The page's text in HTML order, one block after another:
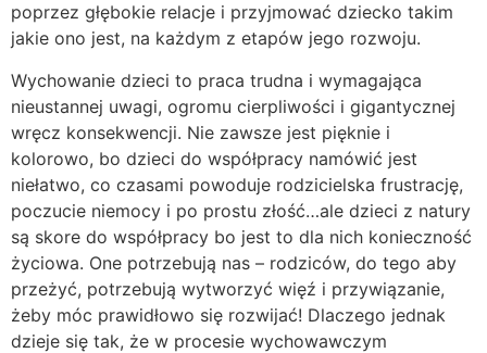
poprzez głębokie relacje i przyjmować dziecko takim
jakie ono jest, na każdym z etapów jego rozwoju.
Wychowanie dzieci to praca trudna i wymagająca
nieustannej uwagi, ogromu cierpliwości i gigantycznej
wręcz konsekwencji. Nie zawsze jest pięknie i
kolorowo, bo dzieci do współpracy namówić jest
niełatwo, co czasami powoduje rodzicielska frustrację,
poczucie niemocy i po prostu złość…ale dzieci z natury
są skore do współpracy bo jest to dla nich konieczność
życiowa. One potrzebują nas – rodziców, do tego aby
przeżyć, potrzebują wytworzyć więź i przywiązanie,
żeby móc prawidłowo się rozwijać! Dlaczego jednak
dzieje się tak, że w procesie wychowawczym